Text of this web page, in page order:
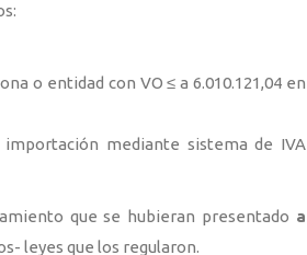
o entidad con VO ≤ a 6.010.121,04 en
mediante sistema de IVA
que se hubieran presentado a
leyes que los regularon.